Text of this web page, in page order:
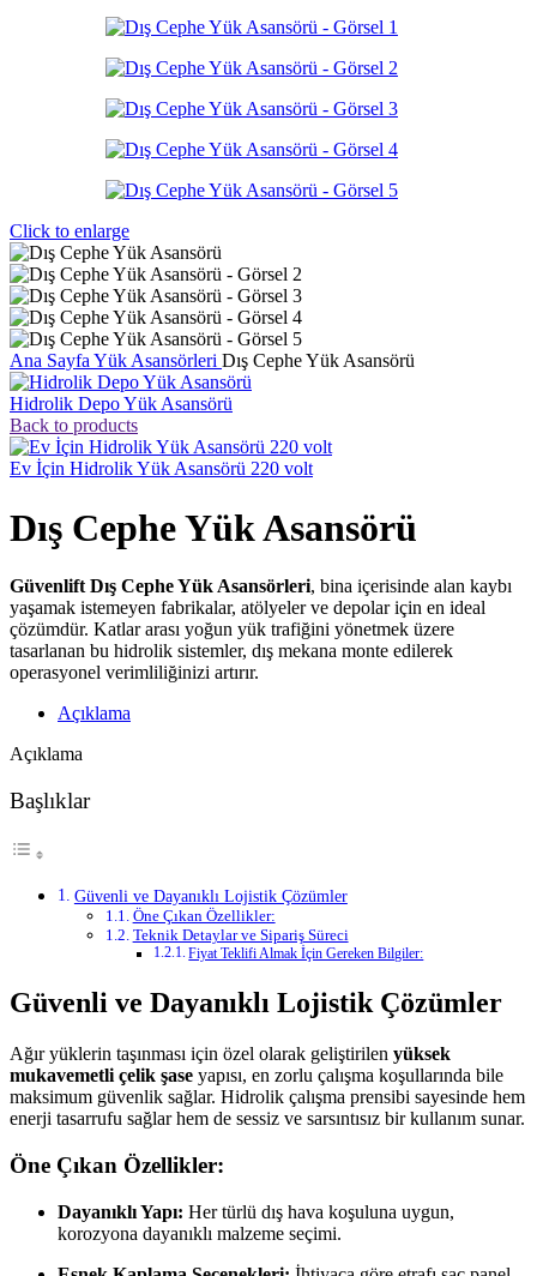
Click to enlarge
Ana Sayfa Yük Asansörleri Dış Cephe Yük Asansörü
Hidrolik Depo Yük Asansörü
Back to products
Ev İçin Hidrolik Yük Asansörü 220 volt
Dış Cephe Yük Asansörü
Güvenlift Dış Cephe Yük Asansörleri, bina içerisinde alan kaybı
yaşamak istemeyen fabrikalar, atölyeler ve depolar için en ideal
çözümdür. Katlar arası yoğun yük trafiğini yönetmek üzere
tasarlanan bu hidrolik sistemler, dış mekana monte edilerek
operasyonel verimliliğinizi artırır.
Açıklama
Açıklama
Başlıklar
Güvenli ve Dayanıklı Lojistik Çözümler
Öne Çıkan Özellikler:
Teknik Detaylar ve Sipariş Süreci
Fiyat Teklifi Almak İçin Gereken Bilgiler:
Güvenli ve Dayanıklı Lojistik Çözümler
Ağır yüklerin taşınması için özel olarak geliştirilen yüksek
mukavemetli çelik şase yapısı, en zorlu çalışma koşullarında bile
maksimum güvenlik sağlar. Hidrolik çalışma prensibi sayesinde hem
enerji tasarrufu sağlar hem de sessiz ve sarsıntısız bir kullanım sunar.
Öne Çıkan Özellikler:
Dayanıklı Yapı: Her türlü dış hava koşuluna uygun,
korozyona dayanıklı malzeme seçimi.